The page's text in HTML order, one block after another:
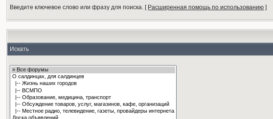
Введите ключевое слово или фразу для поиска. [ Расширенная помощь по использованию ]
Искать